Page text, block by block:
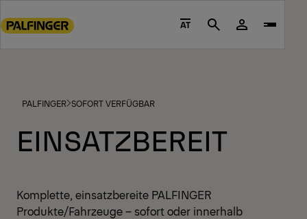
to
footer
AT Search
PALFINGER SOFORT VERFÜGBAR
EINSATZBEREIT
Komplette, einsatzbereite PALFINGER
Produkte/Fahrzeuge – sofort oder innerhalb